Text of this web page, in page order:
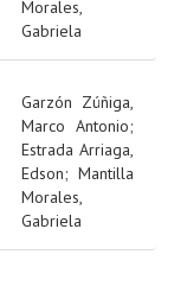
Morales,
Gabriela
Garzón Zúñiga,
Marco Antonio;
Estrada Arriaga,
Edson; Mantilla
Morales,
Gabriela